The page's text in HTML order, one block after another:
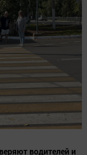
водителей и